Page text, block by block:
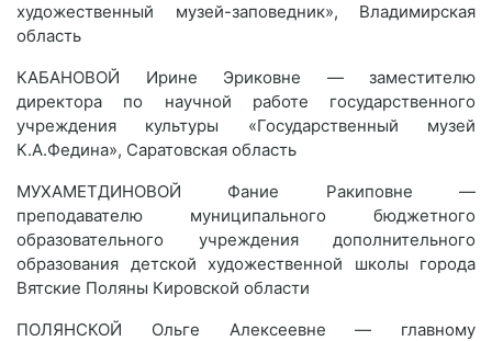
художественный музей-заповедник», Владимирская
область
КАБАНОВОЙ Ирине Эриковне — заместителю
директора по научной работе государственного
учреждения культуры «Государственный музей
К.А.Федина», Саратовская область
МУХАМЕТДИНОВОЙ Фание Ракиповне —
преподавателю муниципального бюджетного
образовательного учреждения дополнительного
образования детской художественной школы города
Вятские Поляны Кировской области
ПОЛЯНСКОЙ Ольге Алексеевне — главному